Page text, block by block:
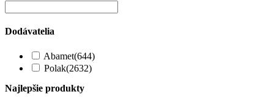
Dodávatelia
Abamet(644)
Polak(2632)
Najlepšie produkty